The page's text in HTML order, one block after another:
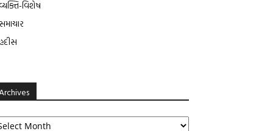
વિશેષ